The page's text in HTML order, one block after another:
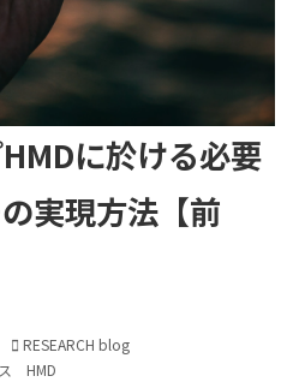
に於ける必要
実現方法【前
RESEARCH blog
HMD